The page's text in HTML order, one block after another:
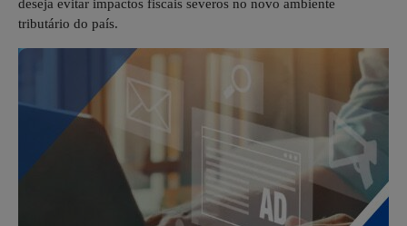
deseja evitar impactos fiscais severos no novo ambiente
tributário do país.